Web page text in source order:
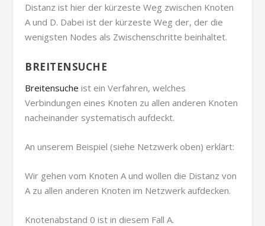
Distanz ist hier der kürzeste Weg zwischen Knoten
A und D. Dabei ist der kürzeste Weg der, der die
wenigsten Nodes als Zwischenschritte beinhaltet.
BREITENSUCHE
Breitensuche ist ein Verfahren, welches
Verbindungen eines Knoten zu allen anderen Knoten
nacheinander systematisch aufdeckt.
An unserem Beispiel (siehe Netzwerk oben) erklärt:
Wir gehen vom Knoten A und wollen die Distanz von
A zu allen anderen Knoten im Netzwerk aufdecken.
Knotenabstand 0 ist in diesem Fall A.